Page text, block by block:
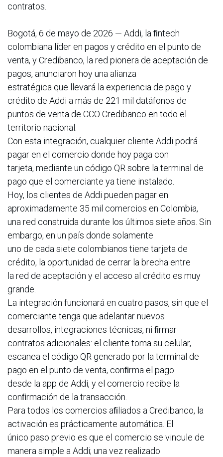
contratos.
Bogotá, 6 de mayo de 2026 — Addi, la ﬁntech
colombiana líder en pagos y crédito en el punto de
venta, y Credibanco, la red pionera de aceptación de
pagos, anunciaron hoy una alianza
estratégica que llevará la experiencia de pago y
crédito de Addi a más de 221 mil datáfonos de
puntos de venta de CCO Credibanco en todo el
territorio nacional.
Con esta integración, cualquier cliente Addi podrá
pagar en el comercio donde hoy paga con
tarjeta, mediante un código QR sobre la terminal de
pago que el comerciante ya tiene instalado.
Hoy, los clientes de Addi pueden pagar en
aproximadamente 35 mil comercios en Colombia,
una red construida durante los últimos siete años. Sin
embargo, en un país donde solamente
uno de cada siete colombianos tiene tarjeta de
crédito, la oportunidad de cerrar la brecha entre
la red de aceptación y el acceso al crédito es muy
grande.
La integración funcionará en cuatro pasos, sin que el
comerciante tenga que adelantar nuevos
desarrollos, integraciones técnicas, ni ﬁrmar
contratos adicionales: el cliente toma su celular,
escanea el código QR generado por la terminal de
pago en el punto de venta, conﬁrma el pago
desde la app de Addi, y el comercio recibe la
conﬁrmación de la transacción.
Para todos los comercios aﬁliados a Credibanco, la
activación es prácticamente automática. El
único paso previo es que el comercio se vincule de
manera simple a Addi; una vez realizado